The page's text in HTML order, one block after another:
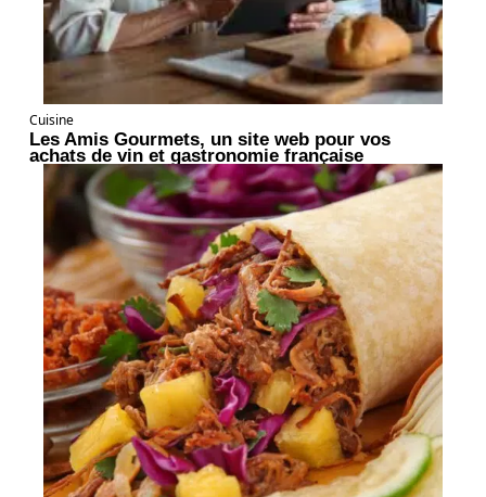
Cuisine
Les Amis Gourmets, un site web pour vos
achats de vin et gastronomie française